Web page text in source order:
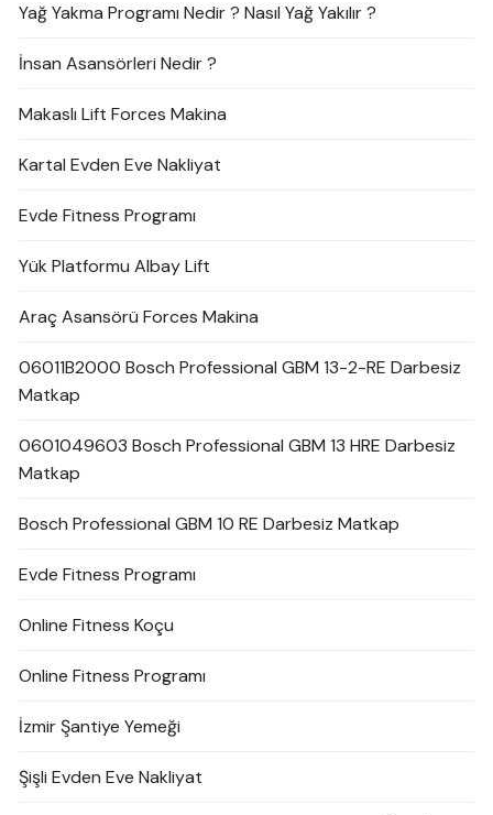
Yağ Yakma Programı Nedir ? Nasıl Yağ Yakılır ?
İnsan Asansörleri Nedir ?
Makaslı Lift Forces Makina
Kartal Evden Eve Nakliyat
Evde Fitness Programı
Yük Platformu Albay Lift
Araç Asansörü Forces Makina
06011B2000 Bosch Professional GBM 13-2-RE Darbesiz
Matkap
0601049603 Bosch Professional GBM 13 HRE Darbesiz
Matkap
Bosch Professional GBM 10 RE Darbesiz Matkap
Evde Fitness Programı
Online Fitness Koçu
Online Fitness Programı
İzmir Şantiye Yemeği
Şişli Evden Eve Nakliyat